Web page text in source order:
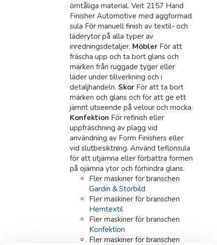
ömtåliga material. Veit 2157 Hand
Finisher Automotive med äggformad
sula För manuell finish av textil- och
läderytor på alla typer av
inredningsdetaljer. MöblerFör att
fräscha upp och ta bort glans och
märken från ruggade tyger eller
läder under tillverkning och i
detaljhandeln. SkorFör att ta bort
märken och glans och för att ge ett
jämnt utseende på velour och mocka.
Konfektion För refinish eller
uppfräschning av plagg vid
användning av Form Finishers eller
vid slutbesiktning. Använd teflonsula
för att utjämna eller förbättra formen
på ojämna ytor och förhindra glans.
Fler maskiner för branschen
Gardin & Storbild
Fler maskiner för branschen
Hemtextil
Fler maskiner för branschen
Konfektion
Fler maskiner för branschen